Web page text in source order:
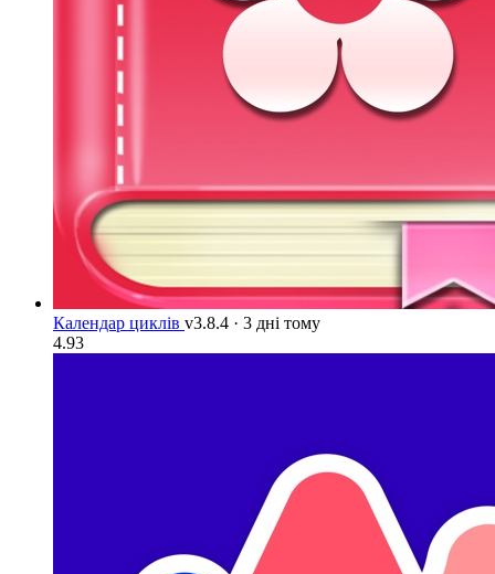
Календар циклів v3.8.4 · 3 дні тому
4.93